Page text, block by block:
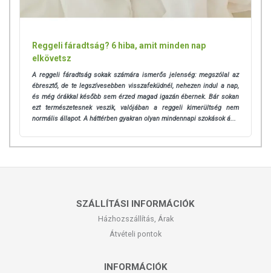
Reggeli fáradtság? 6 hiba, amit minden nap
elkövetsz
A reggeli fáradtság sokak számára ismerős jelenség: megszólal az
ébresztő, de te legszívesebben visszafeküdnél, nehezen indul a nap,
és még órákkal később sem érzed magad igazán ébernek. Bár sokan
ezt természetesnek veszik, valójában a reggeli kimerültség nem
normális állapot. A háttérben gyakran olyan mindennapi szokások á...
SZÁLLÍTÁSI INFORMÁCIÓK
Házhozszállítás, Árak
Átvételi pontok
INFORMÁCIÓK